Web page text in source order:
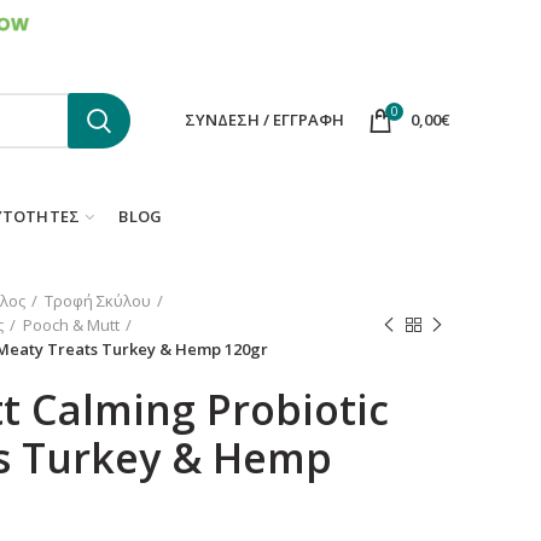
ΣΎΝΔΕΣΗ / ΕΓΓΡΑΦΉ 0 0,00€
BLOG
Τροφή Σκύλου
Pooch & Mutt
Treats Turkey & Hemp 120gr
Calming Probiotic
Turkey & Hemp